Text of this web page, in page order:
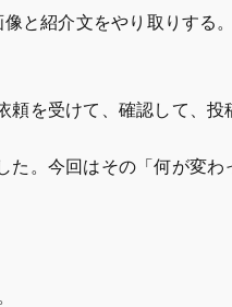
と紹介文をやり取りす
を受けて、確認して、投
。今回はその「何が変わ